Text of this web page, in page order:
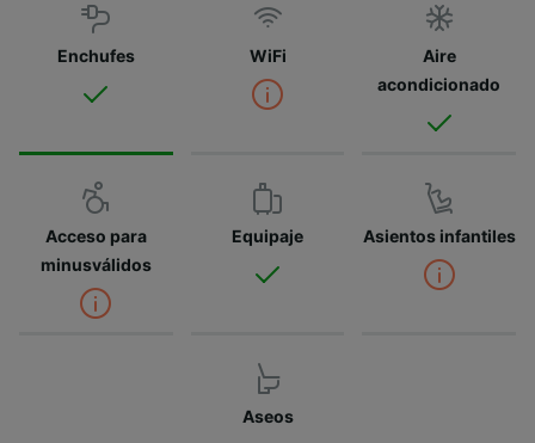
Enchufes WiFi
Aire
acondicionado
Acceso para
minusválidos
Equipaje Asientos infantiles
Aseos